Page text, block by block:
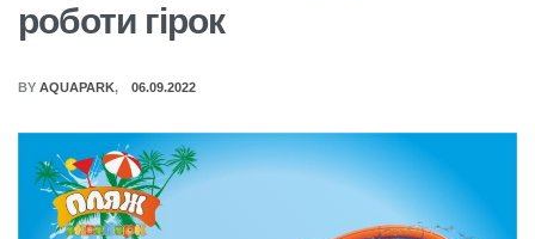
роботи гірок
BY AQUAPARK 06.09.2022